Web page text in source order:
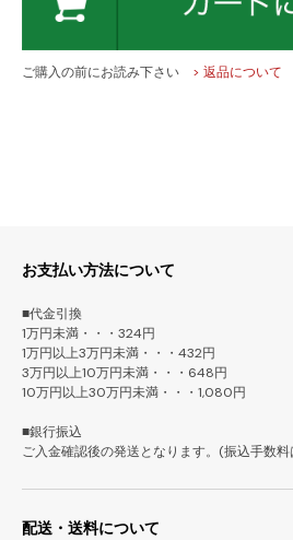
ご購入の前にお読み下さい > 返品について
お支払い方法について
■代金引換
1万円未満・・・324円
1万円以上3万円未満・・・432円
3万円以上10万円未満・・・648円
10万円以上30万円未満・・・1,080円
■銀行振込
ご入金確認後の発送となります。(振込手数
配送・送料について